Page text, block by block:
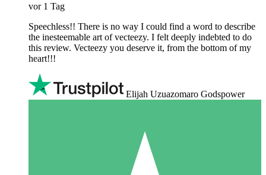
vor 1 Tag
Speechless!! There is no way I could find a word to describe
the inesteemable art of vecteezy. I felt deeply indebted to do
this review. Vecteezy you deserve it, from the bottom of my
heart!!!
Elijah Uzuazomaro Godspower